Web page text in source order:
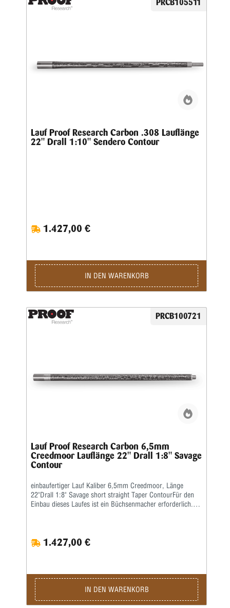
PRCB105511
Lauf Proof Research Carbon .308 Lauflänge
22" Drall 1:10" Sendero Contour
1.427,00 €
IN DEN WARENKORB
PRCB100721
Lauf Proof Research Carbon 6,5mm
Creedmoor Lauflänge 22" Drall 1:8" Savage
Contour
einbaufertiger Lauf Kaliber 6,5mm Creedmoor, Länge
22"Drall 1:8" Savage short straight Taper ContourFür den
Einbau dieses Laufes ist ein Büchsenmacher erforderlich.der
1.427,00 €
IN DEN WARENKORB